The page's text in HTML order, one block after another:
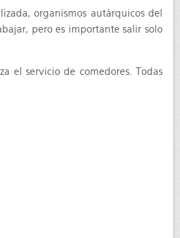
organismos autárquicos del
pero es importante salir solo
el servicio de comedores. Todas